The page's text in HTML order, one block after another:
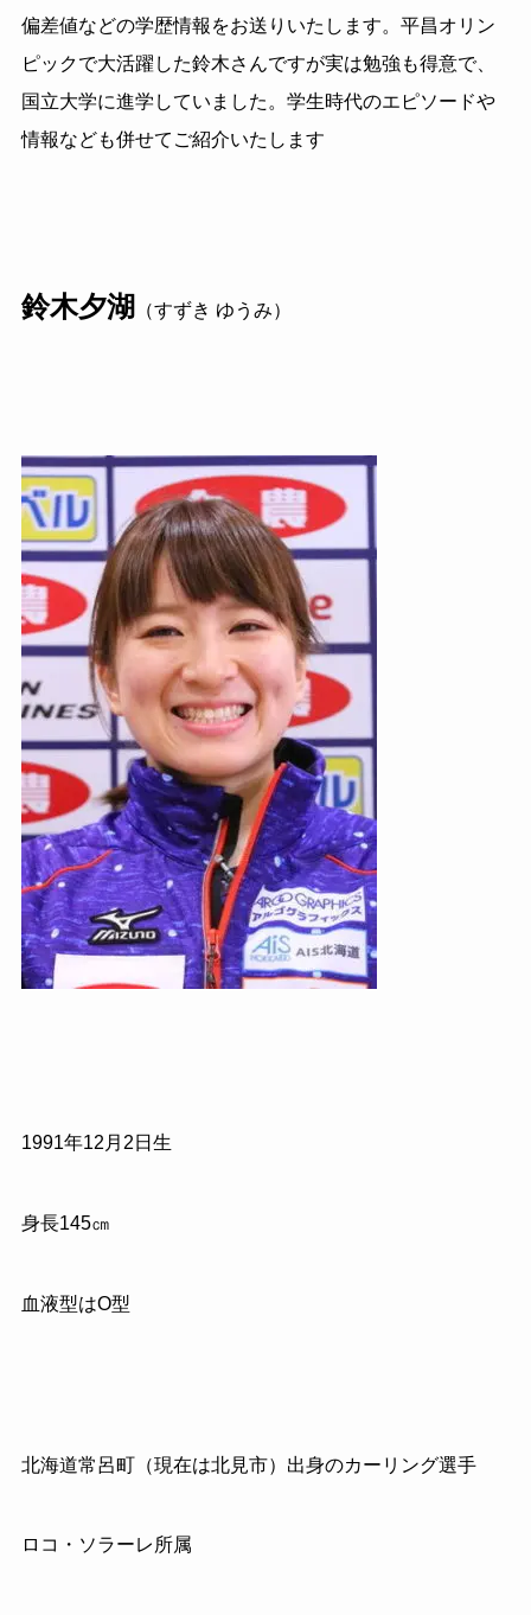
偏差値などの学歴情報をお送りいたします。平昌オリン
ピックで大活躍した鈴木さんですが実は勉強も得意で、
国立大学に進学していました。学生時代のエピソードや
情報なども併せてご紹介いたします
鈴木夕湖 （すずき ゆうみ）
1991年12月2日生
身長145㎝
血液型はO型
北海道常呂町（現在は北見市）出身のカーリング選手
ロコ・ソラーレ所属